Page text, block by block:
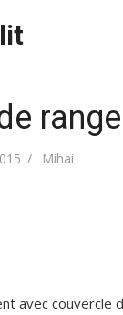
Author
Mihai
avec couvercle